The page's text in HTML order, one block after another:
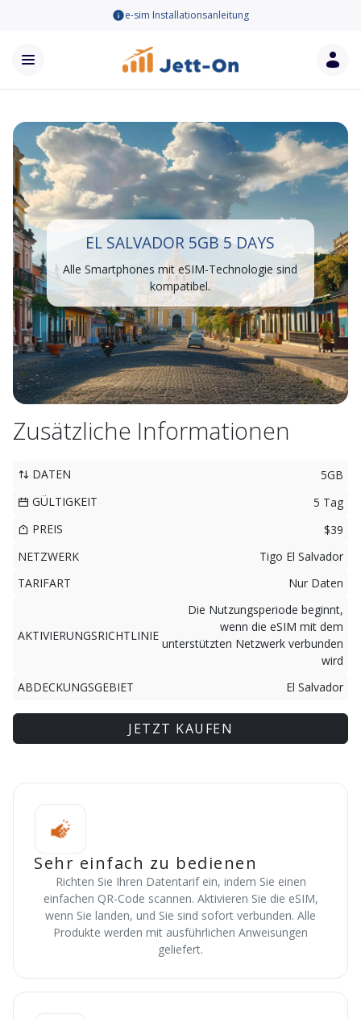
e-sim Installationsanleitung
EL SALVADOR 5GB 5 DAYS
Alle Smartphones mit eSIM-Technologie sind
kompatibel.
Zusätzliche Informationen
DATEN
5GB
GÜLTIGKEIT
5 Tag
PREIS
$39
NETZWERK
Tigo El Salvador
TARIFART
Nur Daten
AKTIVIERUNGSRICHTLINIE
Die Nutzungsperiode beginnt,
wenn die eSIM mit dem
unterstützten Netzwerk verbunden
wird
ABDECKUNGSGEBIET
El Salvador
JETZT KAUFEN
Sehr einfach zu bedienen
Richten Sie Ihren Datentarif ein, indem Sie einen
einfachen QR-Code scannen. Aktivieren Sie die eSIM,
wenn Sie landen, und Sie sind sofort verbunden. Alle
Produkte werden mit ausführlichen Anweisungen
geliefert.